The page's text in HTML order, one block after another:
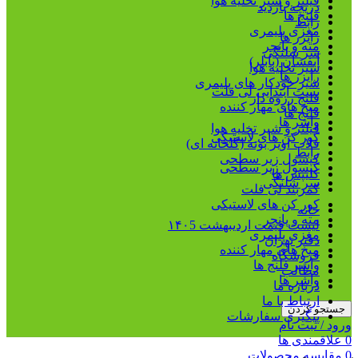
دریچه بازدید
رابط
رایزر ها
سر شلنگی
شیر تخلیه هوا
شیر خودکار های پلیمری
فلنج رزوه دار
فلنج ها
فیلتر و شیر تخلیه هوا
قلاب آویز بوته (گلخانه ای)
کپسول زیر سطحی
کلیپس ها
کمربند لی فلت
کور کن های لاستیکی
مته و پانچر
مغزی پلیمری
میخ های مهار کننده
واشر فلنج ها
واشر ها
جستجو کردن
ورود / ثبت نام
0 علاقمندی ها
0 مقایسه محصولات
فلنج ها
مغزی پلیمری
مته و پانچر
آبفشان (بابلر)
رایزر ها
بست ابتدایی لی فلت
میخ های مهار کننده
واشر ها
کور کن های لاستیکی
رابط
کپسول زیر سطحی
سر شلنگی
خانه
لیست قیمت اردیبهشت ۱۴۰5
دفتر تهران
فروشگاه
مطالب
درباره ما
ارتباط با ما
پیگیری سفارشات